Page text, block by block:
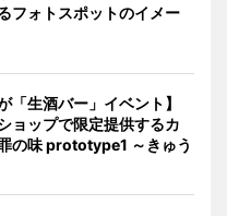
フォトスポットのイメー
「生酒バー」イベント】
ョップで限定提供するカ
の味 prototype1 ～きゅう